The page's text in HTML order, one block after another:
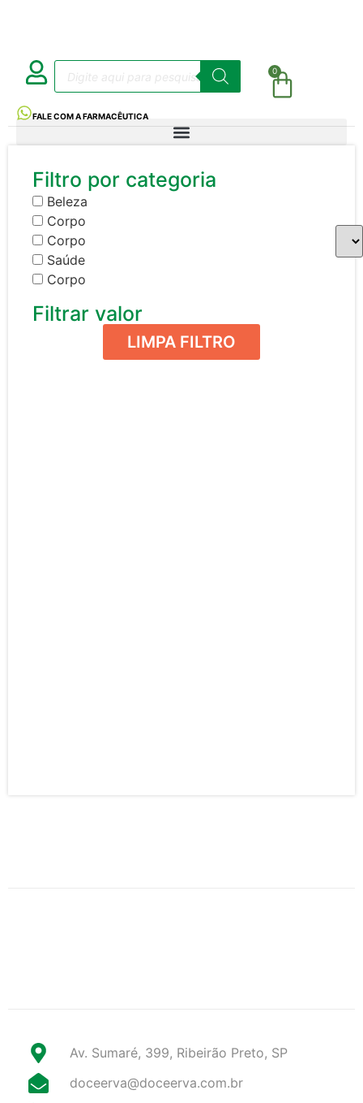
0
FALE COM A FARMACÊUTICA
Filtro por categoria
Beleza
Corpo
Corpo
Saúde
Corpo
Filtrar valor
LIMPA FILTRO
Av. Sumaré, 399, Ribeirão Preto, SP
doceerva@doceerva.com.br